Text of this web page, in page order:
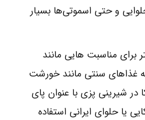
و حتی اسموتی‌ها بسیار
برای مناسبت هایی مانند
غذاهای سنتی مانند خورشت
در شیرینی پزی با عنوان پای
یا حلوای ایرانی استفاده